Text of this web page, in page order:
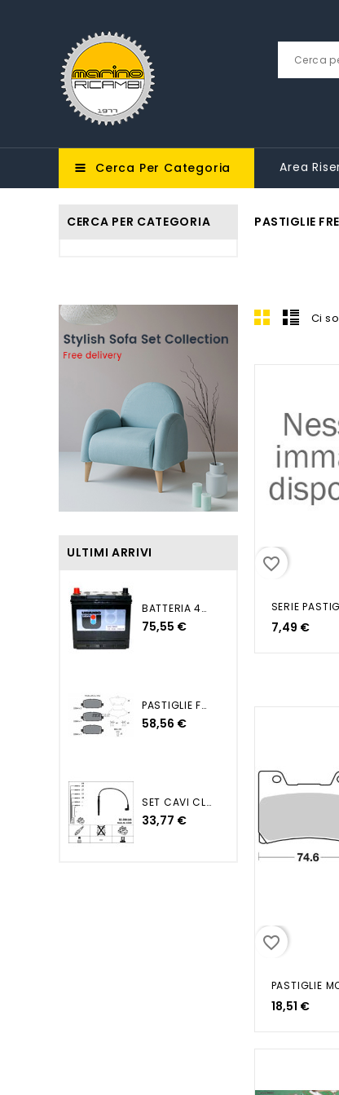
Cerca Per Categoria Area
CERCA PER CATEGORIA
ULTIMI ARRIVI
BATTERIA 45AH DX+ 270EN...
75,55 €
PASTIGLIE FRENO POSTERIORI...
58,56 €
SET CAVI CLIO III MODUS TWINGO
33,77 €
PASTIGLIE
Ci
favorite_border
SERIE
7,49 €
favorite_border
PASTIGLIE
18,51 €